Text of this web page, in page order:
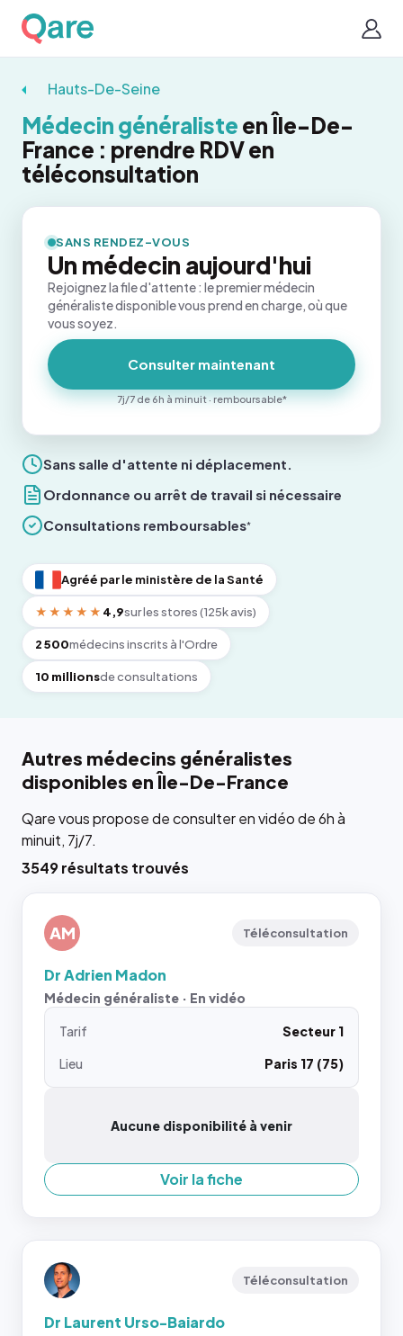
Hauts-De-Seine
Médecin généraliste en Île-De-
France : prendre RDV en
téléconsultation
Sans salle d'attente ni déplacement.
Ordonnance ou arrêt de travail si nécessaire
Consultations remboursables*
Agréé par le ministère de la Santé
★★★★★ 4,9sur les stores (125k avis)
2 500médecins inscrits à l'Ordre
10 millionsde consultations
SANS RENDEZ-VOUS
Un médecin aujourd'hui
Rejoignez la file d'attente : le premier médecin
généraliste disponible vous prend en charge, où que
vous soyez.
Consulter maintenant
7j/7 de 6h à minuit · remboursable*
Autres médecins généralistes
disponibles en Île-De-France
Qare vous propose de consulter en vidéo de 6h à
minuit, 7j/7.
3549 résultats trouvés
AM Téléconsultation
Dr Adrien Madon
Médecin généraliste · En vidéo
Tarif
Secteur 1
Lieu
Paris 17 (75)
Aucune disponibilité à venir
Voir la fiche
Téléconsultation
Dr Laurent Urso-Baiardo